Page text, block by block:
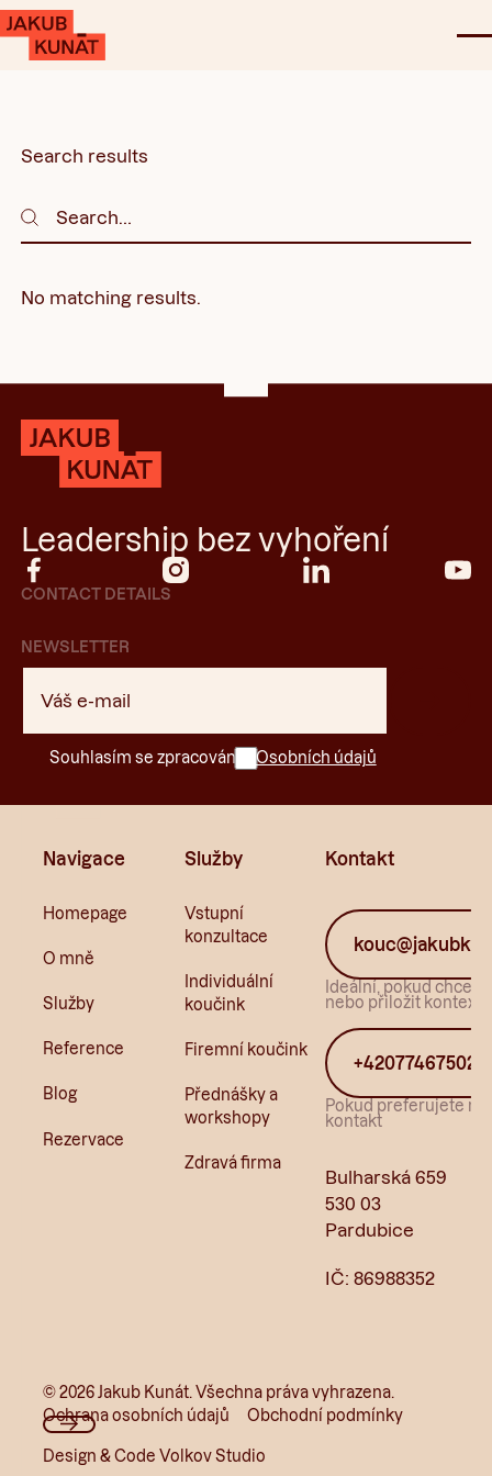
Search results
Search
No matching results.
Leadership bez vyhoření
CONTACT DETAILS
NEWSLETTER
Souhlasím se zpracováním Osobních údajů
Navigace
Homepage
O mně
Služby
Reference
Blog
Rezervace
Služby
Vstupní
konzultace
Individuální
koučink
Firemní koučink
Přednášky a
workshopy
Zdravá firma
Kontakt
Ideální, pokud
nebo přiložit kontext.
+420774675022
Pokud preferujete
kontakt
Bulharská 659
530 03
Pardubice
IČ: 86988352
©2026Jakub Kunát. Všechna práva vyhrazena.
Ochrana osobních údajů
Obchodní podmínky
Design & Code Volkov Studio